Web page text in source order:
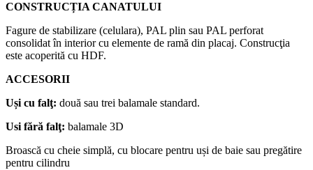
CONSTRUCȚIA CANATULUI
Fagure de stabilizare (celulara), PAL plin sau PAL perforat
consolidat în interior cu elemente de ramă din placaj. Construcţia
este acoperită cu HDF.
ACCESORII
Ușicu falţ: două sau trei balamale standard.
Usi fără falţ: balamale 3D
Broască cu cheie simplă, cu blocare pentru uși de baie sau pregătire
pentru cilindru